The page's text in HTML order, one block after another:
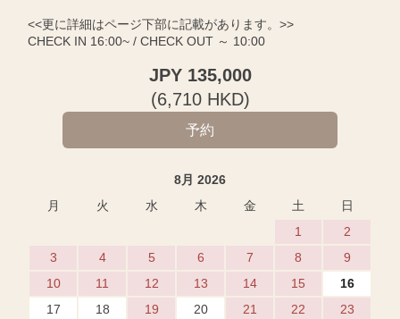
<<更に詳細はページ下部に記載があります。>>
CHECK IN 16:00~ / CHECK OUT ～ 10:00
JPY 135,000
(6,710HKD)
8月 2026
月
火 水 木 金 土
日
1
2
3
4 5 6 7 8
9
10
11 12 13 14 15
16
17
18 19 20 21 22
23